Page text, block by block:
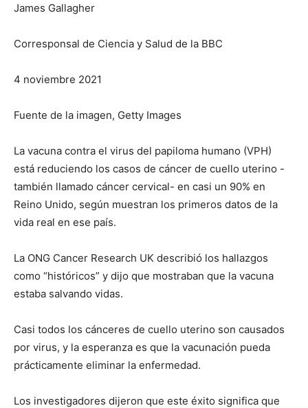
James Gallagher
Corresponsal de Ciencia y Salud de la BBC
4 noviembre 2021
Fuente de la imagen, Getty Images
La vacuna contra el virus del papiloma humano (VPH)
está reduciendo los casos de cáncer de cuello uterino -
también llamado cáncer cervical- en casi un 90% en
Reino Unido, según muestran los primeros datos de la
vida real en ese país.
La ONG Cancer Research UK describió los hallazgos
como “históricos” y dijo que mostraban que la vacuna
estaba salvando vidas.
Casi todos los cánceres de cuello uterino son causados
por virus, y la esperanza es que la vacunación pueda
prácticamente eliminar la enfermedad.
Los investigadores dijeron que este éxito significa que